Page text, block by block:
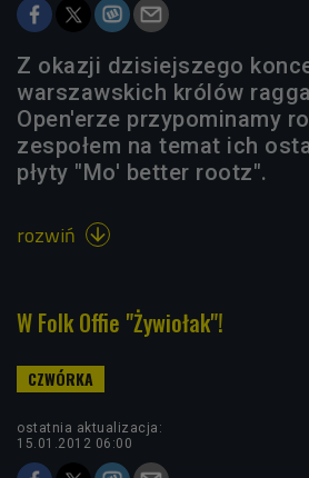
Z okazji dzisiejszego
warszawskich królów
Open'erze przypominamy
zespołem na temat ich
płyty "Mo' better rootz".
rozwiń 
W Folk Offie "Żywiołak"!
ostatnia aktualizacja:
15.01.2012 06:00